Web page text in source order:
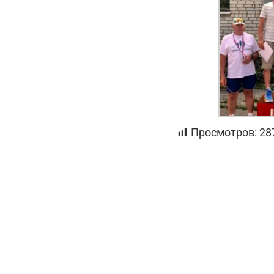
Просмотров: